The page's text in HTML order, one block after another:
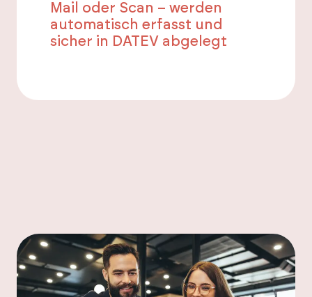
Mail oder Scan – werden
automatisch erfasst und
sicher in DATEV abgelegt